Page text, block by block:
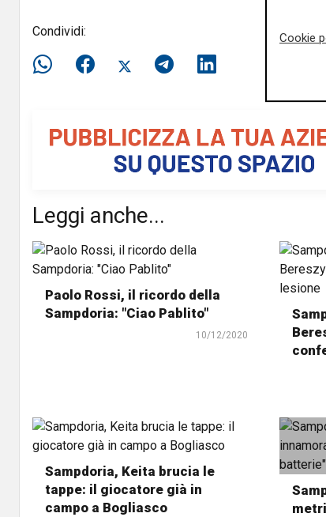
Condividi:
Leggi anche...
Paolo Rossi, il ricordo della
Sampdoria: "Ciao Pablito"
10/12/2020
Sampdoria, Keita brucia le
tappe: il giocatore già in
campo a Bogliasco
Cookie